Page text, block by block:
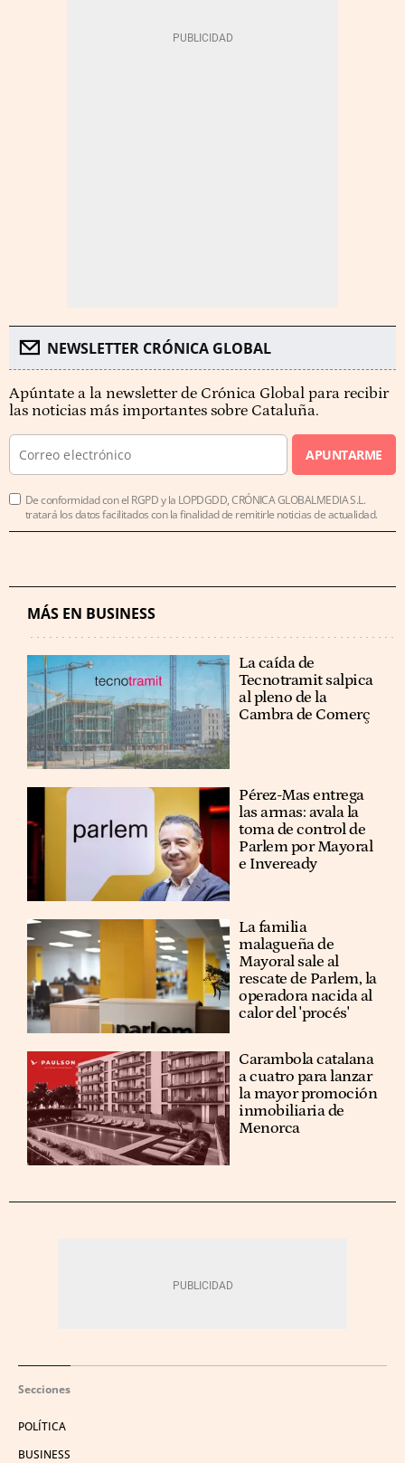
NEWSLETTER CRÓNICA GLOBAL
Apúntate a la newsletter de Crónica Global para recibir
las noticias más importantes sobre Cataluña.
APUNTARME
De conformidad con el RGPD y la LOPDGDD, CRÓNICA GLOBALMEDIA S.L.
tratará los datos facilitados con la finalidad de remitirle noticias de actualidad.
MÁS EN BUSINESS
La caída de
Tecnotramit salpica
al pleno de la
Cambra de Comerç
Pérez-Mas entrega
las armas: avala la
toma de control de
Parlem por Mayoral
e Inveready
La familia
malagueña de
Mayoral sale al
rescate de Parlem, la
operadora nacida al
calor del 'procés'
Carambola catalana
a cuatro para lanzar
la mayor promoción
inmobiliaria de
Menorca
Secciones
POLÍTICA
BUSINESS